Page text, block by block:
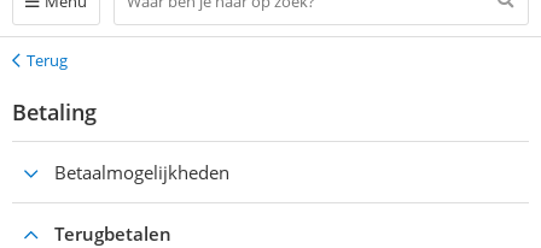
Terug
Terug
Betaling
Betaalmogelijkheden
Terugbetalen